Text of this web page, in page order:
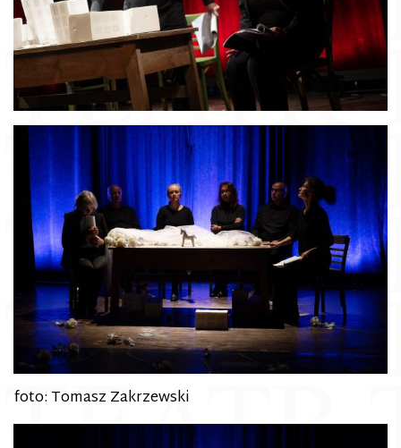
foto: Tomasz Zakrzewski